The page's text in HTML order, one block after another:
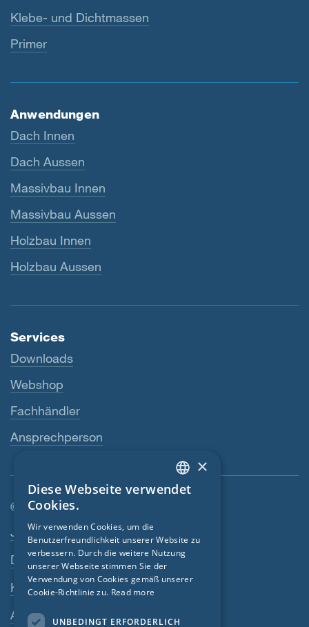
Klebe- und Dichtmassen
Primer
Anwendungen
Dach Innen
Dach Aussen
Massivbau Innen
Massivbau Aussen
Holzbau Innen
Holzbau Aussen
Services
Downloads
Webshop
Fachhändler
Ansprechperson
© SIGA 2026
Footer-Navigation
Jobs
Datenschutz
Kontakt
AGB
ENGLISH
FRENCH
CZECH
×
Diese Webseite verwendet
Cookies.
Wir verwenden Cookies, um die
Benutzerfreundlichkeit unserer Website zu
verbessern. Durch die weitere Nutzung
unserer Webseite stimmen Sie der
Verwendung von Cookies gemäß unserer
Cookie-Richtlinie zu. Read more
UNBEDINGT ERFORDERLICH